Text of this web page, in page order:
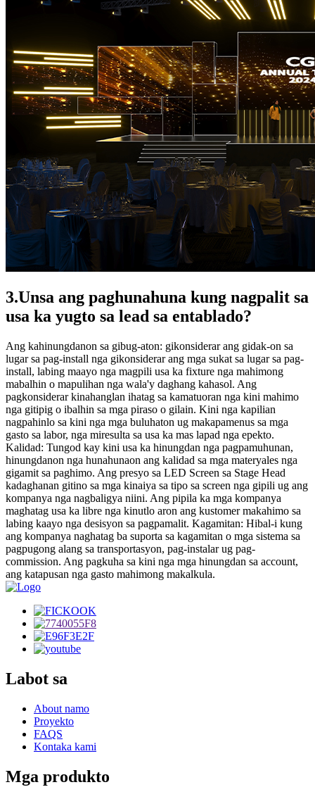
3.Unsa ang paghunahuna kung nagpalit sa
usa ka yugto sa lead sa entablado?
Ang kahinungdanon sa gibug-aton: gikonsiderar ang gidak-on sa
lugar sa pag-install nga gikonsiderar ang mga sukat sa lugar sa pag-
install, labing maayo nga magpili usa ka fixture nga mahimong
mabalhin o mapulihan nga wala'y daghang kahasol. Ang
pagkonsiderar kinahanglan ihatag sa kamatuoran nga kini mahimo
nga gitipig o ibalhin sa mga piraso o gilain. Kini nga kapilian
nagpahinlo sa kini nga mga buluhaton ug makapamenus sa mga
gasto sa labor, nga miresulta sa usa ka mas lapad nga epekto.
Kalidad: Tungod kay kini usa ka hinungdan nga pagpamuhunan,
hinungdanon nga hunahunaon ang kalidad sa mga materyales nga
gigamit sa paghimo. Ang presyo sa LED Screen sa Stage Head
kadaghanan gitino sa mga kinaiya sa tipo sa screen nga gipili ug ang
kompanya nga nagbaligya niini. Ang pipila ka mga kompanya
maghatag usa ka libre nga kinutlo aron ang kustomer makahimo sa
labing kaayo nga desisyon sa pagpamalit. Kagamitan: Hibal-i kung
ang kompanya naghatag ba suporta sa kagamitan o mga sistema sa
pagpugong alang sa transportasyon, pag-instalar ug pag-
commission. Ang pagkuha sa kini nga mga hinungdan sa account,
ang katapusan nga gasto mahimong makalkula.
Labot sa
About namo
Proyekto
FAQS
Kontaka kami
Mga produkto